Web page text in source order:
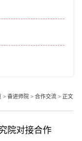
> 奋进师院 > 合作交流 > 正文
院对接合作